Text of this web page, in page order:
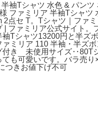
袖Tシャツ 水色 & パンツ
ファミリア 半袖Tシャツ
2点セ T。Tシャツ｜ファ
| ファミリア公式サイト。
Tシャツ13200円と半ズ
ミリア 110 半袖・半ズ
付き 未使用サイズ‥80T
ても可愛いです。バラ売り
つきお値下げ不可